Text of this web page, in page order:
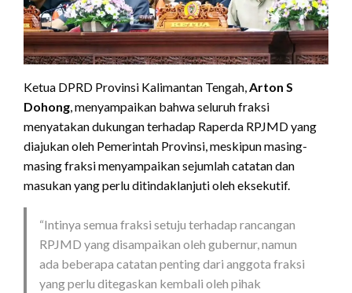
Ketua DPRD Provinsi Kalimantan Tengah,Arton S
Dohong, menyampaikan bahwa seluruh fraksi
menyatakan dukungan terhadap Raperda RPJMD yang
diajukan oleh Pemerintah Provinsi, meskipun masing-
masing fraksi menyampaikan sejumlah catatan dan
masukan yang perlu ditindaklanjuti oleh eksekutif.
“Intinya semua fraksi setuju terhadap rancangan
RPJMD yang disampaikan oleh gubernur, namun
ada beberapa catatan penting dari anggota fraksi
yang perlu ditegaskan kembali oleh pihak